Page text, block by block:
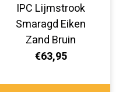
IPC Lijmstrook
Smaragd Eiken
Zand Bruin
336355907
€63,95